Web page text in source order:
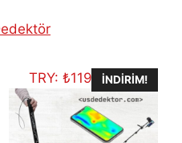
TRY: ₺119.434,11
İNDIRIM!